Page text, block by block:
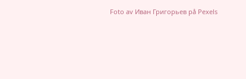
Foto av Иван Григорьевpå Pexels